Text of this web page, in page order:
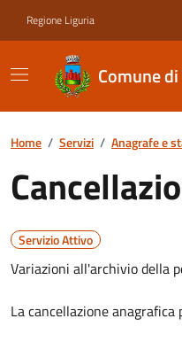
Regione Liguria
Comune
Home / Servizi / Anagrafe e
Servizio Attivo
Variazioni all'archivio della
La cancellazione anagrafica